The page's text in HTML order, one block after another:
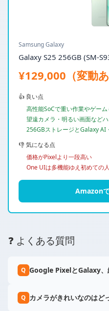
Samsung Galaxy
Galaxy S25 256GB (SM-
¥129,000（変動あ
👍 良い点
高性能SoCで重い作業やゲーム
望遠カメラ・明るい画面など
256GBストレージとGalaxy AI
👎 気になる点
価格がPixelより一段高い
One UIは多機能ゆえ初めての
Amazon
❓ よくある質問
Q Google PixelとGalaxy、
Q カメラがきれいなのはど